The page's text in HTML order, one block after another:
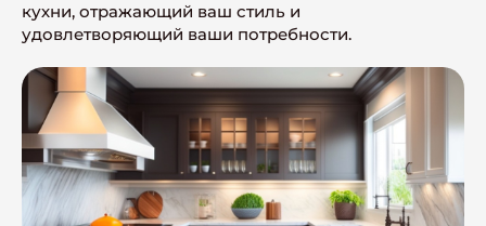
кухни, отражающий ваш стиль и
удовлетворяющий ваши потребности.